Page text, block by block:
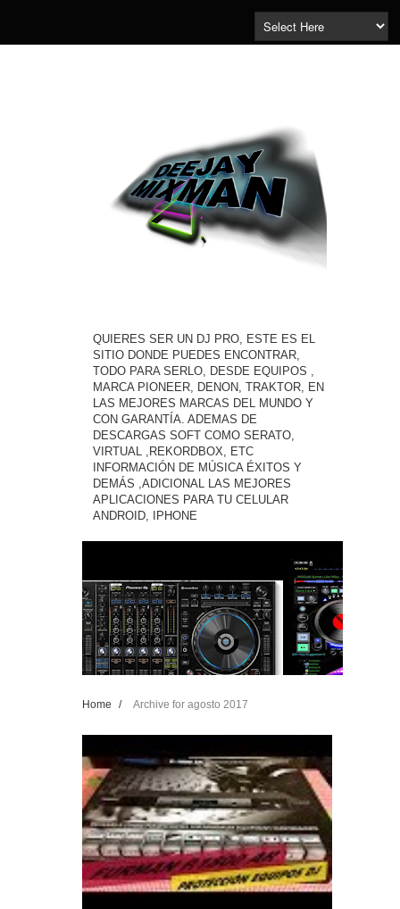
QUIERES SER UN DJ PRO, ESTE ES EL
SITIO DONDE PUEDES ENCONTRAR,
TODO PARA SERLO, DESDE EQUIPOS ,
MARCA PIONEER, DENON, TRAKTOR, EN
LAS MEJORES MARCAS DEL MUNDO Y
CON GARANTÍA. ADEMAS DE
DESCARGAS SOFT COMO SERATO,
VIRTUAL ,REKORDBOX, ETC
INFORMACIÓN DE MÚSICA ÉXITOS Y
DEMÁS ,ADICIONAL LAS MEJORES
APLICACIONES PARA TU CELULAR
ANDROID, IPHONE
Home / Archive for agosto 2017